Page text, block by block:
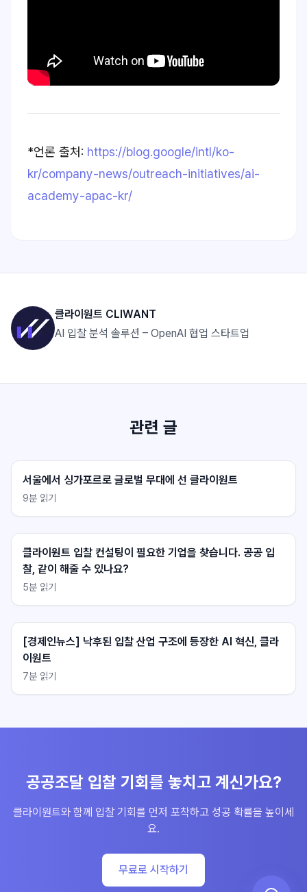
*언론 출처: https://blog.google/intl/ko-
kr/company-news/outreach-initiatives/ai-
academy-apac-kr/
클라이원트 CLIWANT
AI 입찰 분석 솔루션 – OpenAI 협업 스타트업
관련 글
서울에서 싱가포르로 글로벌 무대에 선 클라이원트
9분 읽기
클라이원트 입찰 컨설팅이 필요한 기업을 찾습니다. 공공 입
찰, 같이 해줄 수 있나요?
5분 읽기
[경제인뉴스] 낙후된 입찰 산업 구조에 등장한 AI 혁신, 클라
이원트
7분 읽기
공공조달 입찰 기회를 놓치고 계신가요?
클라이원트와 함께 입찰 기회를 먼저 포착하고 성공 확률을 높이세
요.
무료로 시작하기